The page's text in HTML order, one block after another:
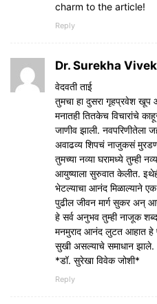
charm to the article!
Reply
Dr. Surekha
वेदवती ताई
तुमचा हा दुसरा गृहप्रवेश खूप
मनातही तितकेच विचारांचे
जाणीव झाली. नवपरिणीतेला
अवाढव्य शिपचं नाजुकसं
तुमच्या नव्या घरामध्ये तुम्ही
आयुष्याला सुरुवात केलीत.
भेटल्याचा आनंद मिळाल्याने
पुढील जीवन मार्ग सुकर अन्
हे सर्व अनुभव तुम्ही नाजूक
मनमुराद आनंद लुटत आहात हे
सुखी असल्याचे समाधान झाले.
*डॉ. सुरेखा विवेक जोशी*
Reply